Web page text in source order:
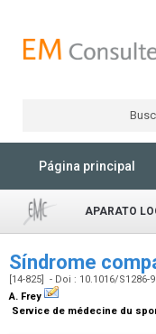
Página principal
APARATO
Síndrome
[14-825] - Doi : 10.1016/S1286-
A. Frey
Service de médecine du